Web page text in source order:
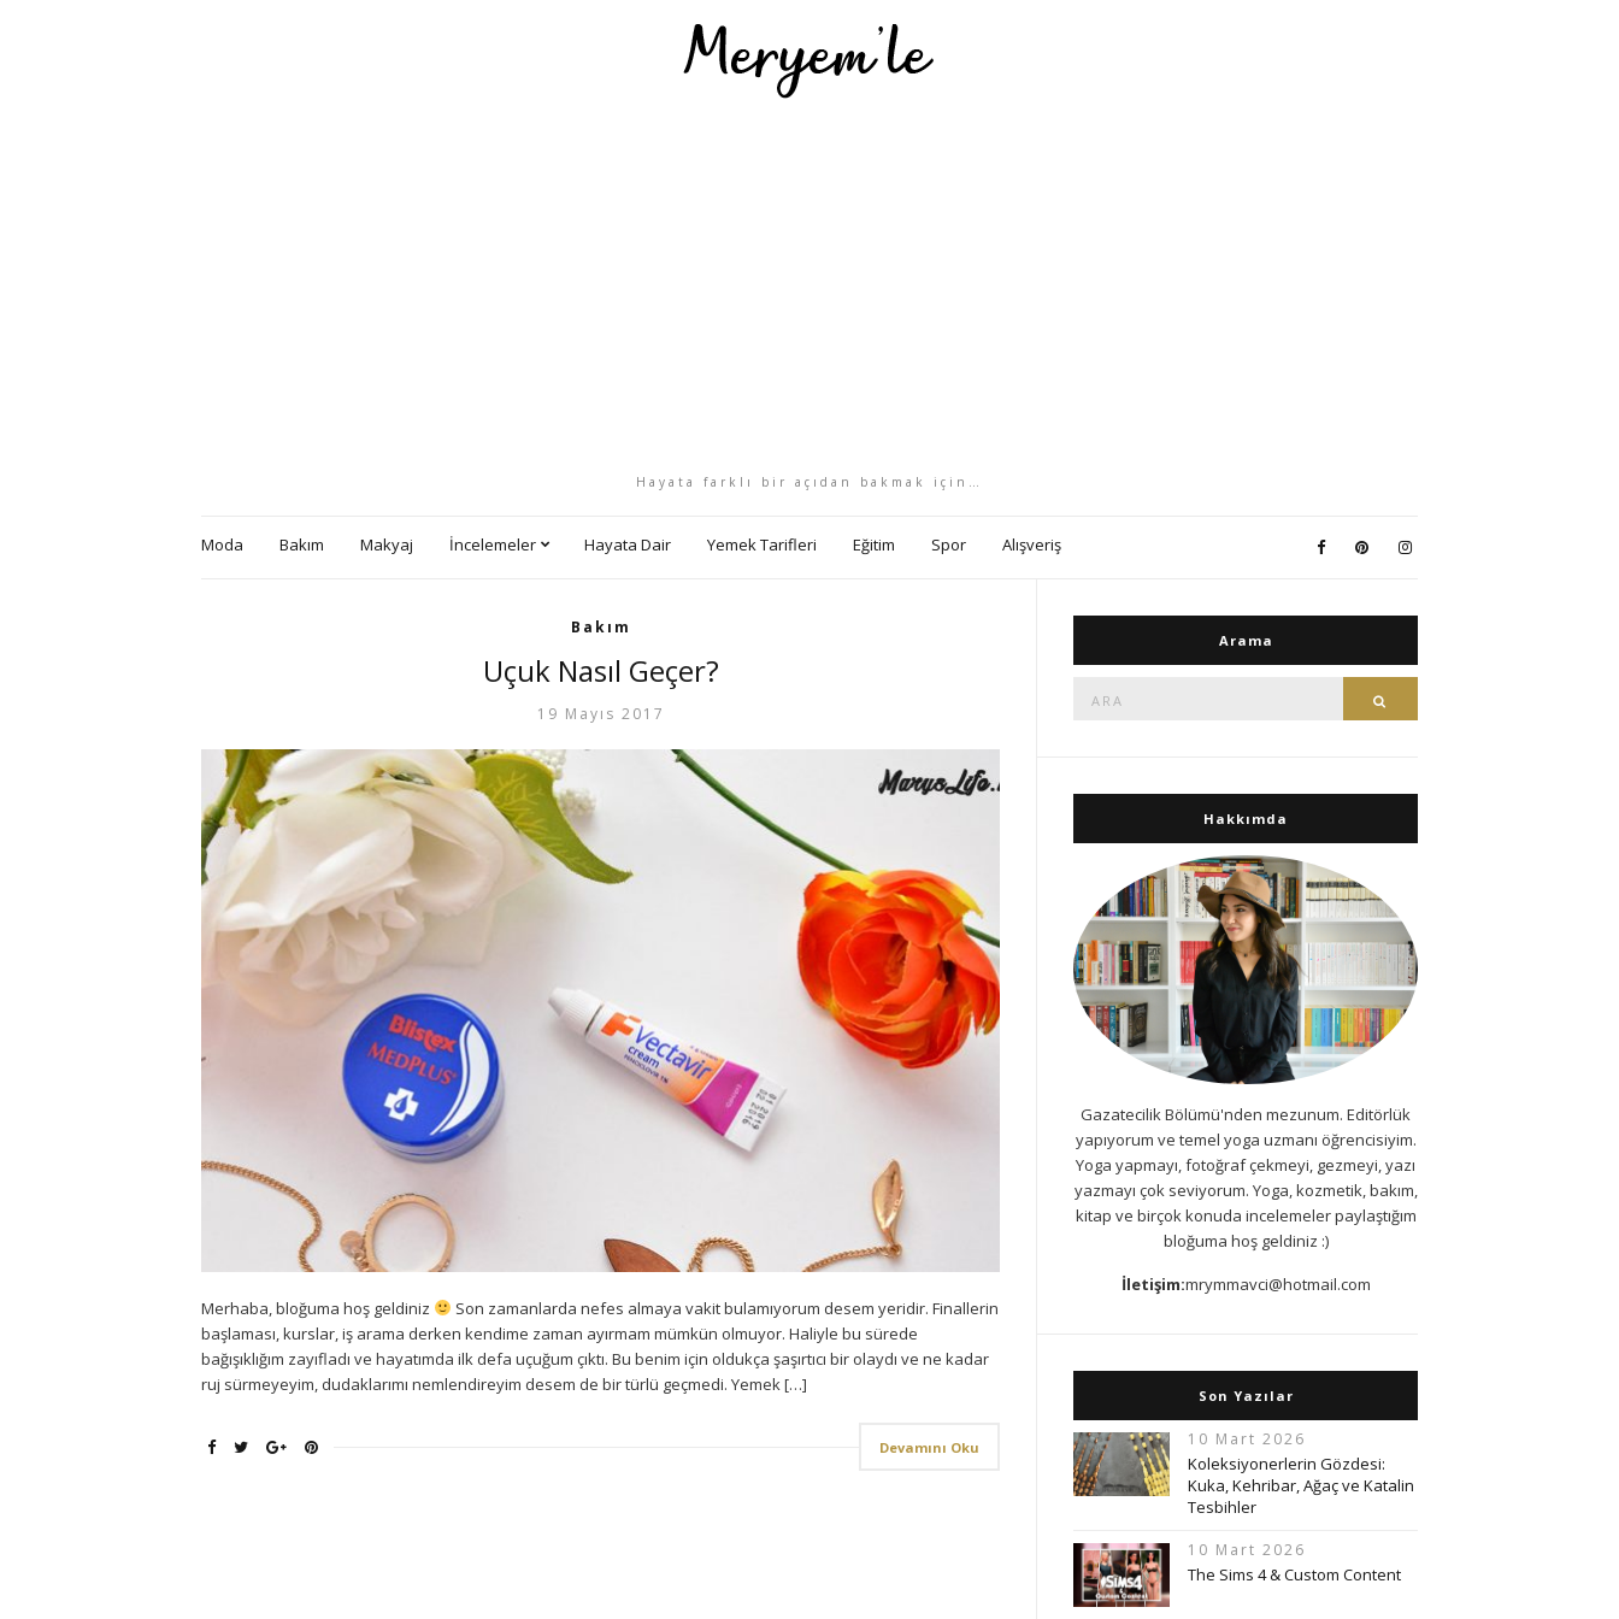
Hayata farklı bir açıdan bakmak için…
Moda Bakım Makyaj İncelemeler Hayata Dair Yemek Tarifleri Eğitim Spor Alışveriş
Bakım
Uçuk Nasıl Geçer?
19 Mayıs 2017
Merhaba, bloğuma hoş geldiniz
Son zamanlarda nefes almaya vakit bulamıyorum desem yeridir. Finallerin
başlaması, kurslar, iş arama derken kendime zaman ayırmam mümkün olmuyor. Haliyle bu sürede
bağışıklığım zayıfladı ve hayatımda ilk defa uçuğum çıktı. Bu benim için oldukça şaşırtıcı bir olaydı ve ne kadar
ruj sürmeyeyim, dudaklarımı nemlendireyim desem de bir türlü geçmedi. Yemek […]
Devamını Oku
Arama
Hakkımda
Gazatecilik Bölümü'nden mezunum. Editörlük
yapıyorum ve temel yoga uzmanı öğrencisiyim.
Yoga yapmayı, fotoğraf çekmeyi, gezmeyi, yazı
yazmayı çok seviyorum. Yoga, kozmetik, bakım,
kitap ve birçok konuda incelemeler paylaştığım
bloğuma hoş geldiniz :)
İletişim:mrymmavci@hotmail.com
Son Yazılar
10 Mart 2026
Koleksiyonerlerin Gözdesi:
Kuka, Kehribar, Ağaç ve Katalin
Tesbihler
10 Mart 2026
The Sims 4 & Custom Content